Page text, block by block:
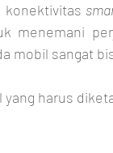
konektivitas
menemani
mobil sangat